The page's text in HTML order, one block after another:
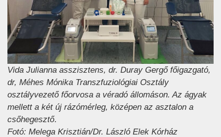
Vida Julianna asszisztens, dr. Duray Gergő főigazgató,
dr, Méhes Mónika Transzfuziológiai Osztály
osztályvezető főorvosa a véradó állomáson. Az ágyak
mellett a két új rázómérleg, középen az asztalon a
csőhegesztő.
Fotó: Melega Krisztián/Dr. László Elek Kórház